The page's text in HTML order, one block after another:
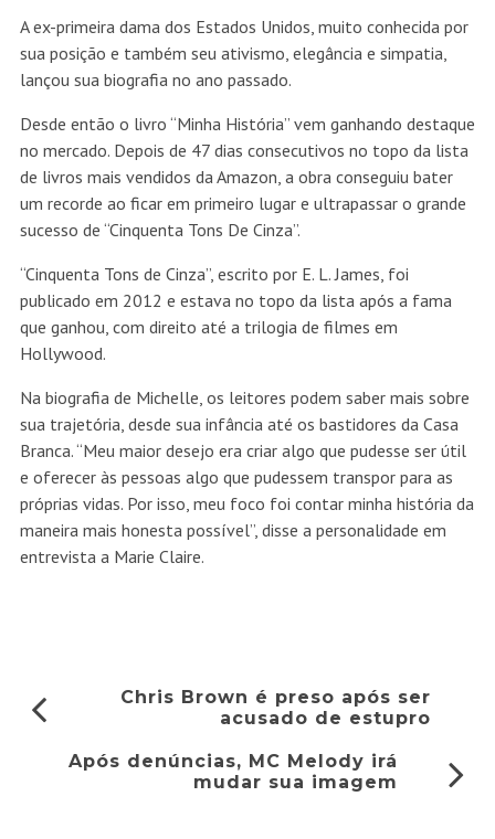
A ex-primeira dama dos Estados Unidos, muito conhecida por
sua posição e também seu ativismo, elegância e simpatia,
lançou sua biografia no ano passado.
Desde então o livro “Minha História” vem ganhando destaque
no mercado. Depois de 47 dias consecutivos no topo da lista
de livros mais vendidos da Amazon, a obra conseguiu bater
um recorde ao ficar em primeiro lugar e ultrapassar o grande
sucesso de “Cinquenta Tons De Cinza”.
“Cinquenta Tons de Cinza”, escrito por E. L. James, foi
publicado em 2012 e estava no topo da lista após a fama
que ganhou, com direito até a trilogia de filmes em
Hollywood.
Na biografia de Michelle, os leitores podem saber mais sobre
sua trajetória, desde sua infância até os bastidores da Casa
Branca. “Meu maior desejo era criar algo que pudesse ser útil
e oferecer às pessoas algo que pudessem transpor para as
próprias vidas. Por isso, meu foco foi contar minha história da
maneira mais honesta possível”, disse a personalidade em
entrevista a Marie Claire.
Chris Brown é preso após ser
acusado de estupro
Após denúncias, MC Melody irá
mudar sua imagem